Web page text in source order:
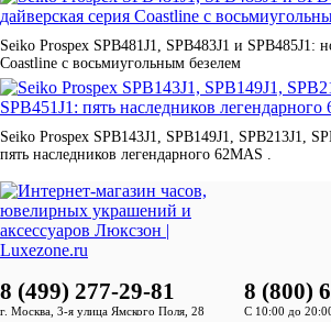
Seiko Prospex SPB481J1, SPB483J1 и SPB485J1:
Coastline с восьмиугольным безелем
Seiko Prospex SPB143J1, SPB149J1, SPB213J1,
пять наследников легендарного 62MAS .
8 (499) 277-29-81
г. Москва, 3-я улица Ямского Поля, 28
8 (800)
С 10:00 до